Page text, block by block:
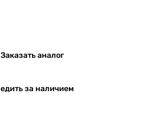
Заказать аналог
за наличием